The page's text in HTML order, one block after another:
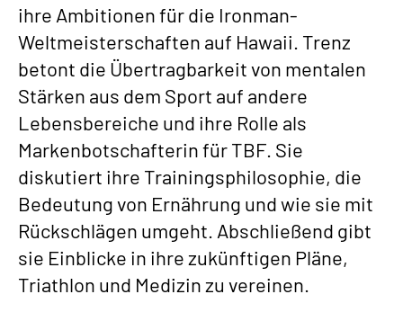
ihre Ambitionen für die Ironman-
Weltmeisterschaften auf Hawaii. Trenz
betont die Übertragbarkeit von mentalen
Stärken aus dem Sport auf andere
Lebensbereiche und ihre Rolle als
Markenbotschafterin für TBF. Sie
diskutiert ihre Trainingsphilosophie, die
Bedeutung von Ernährung und wie sie mit
Rückschlägen umgeht. Abschließend gibt
sie Einblicke in ihre zukünftigen Pläne,
Triathlon und Medizin zu vereinen.